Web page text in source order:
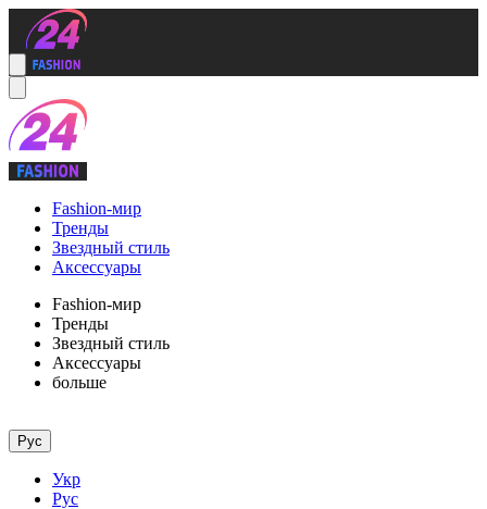
Fashion-мир
Тренды
Звездный стиль
Аксессуары
Fashion-мир
Тренды
Звездный стиль
Аксессуары
больше
Рус
Укр
Рус